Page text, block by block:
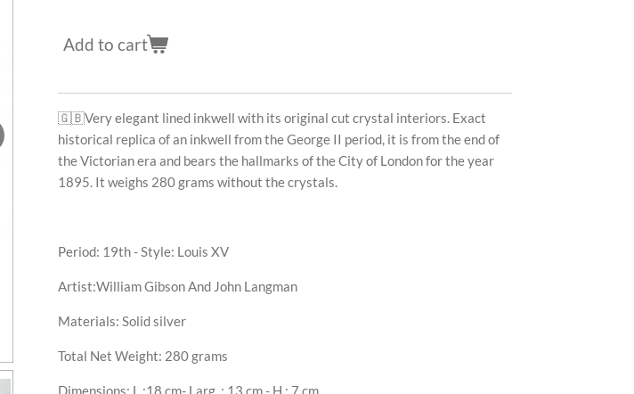
Add to cart
🇬🇧Very elegant lined inkwell with its original cut crystal interiors. Exact
historical replica of an inkwell from the George II period, it is from the end of
the Victorian era and bears the hallmarks of the City of London for the year
1895. It weighs 280 grams without the crystals.
Period: 19th - Style: Louis XV
Artist:William Gibson And John Langman
Materials: Solid silver
Total Net Weight: 280grams
Dimensions: L :18 cm- Larg. : 13 cm - H : 7 cm